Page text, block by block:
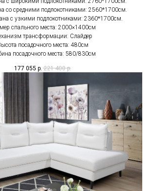
со средними подлокотниками: 2560*1700см.
с узкими подлокотниками: 2360*1700см.
спального места: 2000×1400см
трансформации: Слайдер
посадочного места: 480см
посадочного места: 580/830см
177 055 р. 221 400 р.